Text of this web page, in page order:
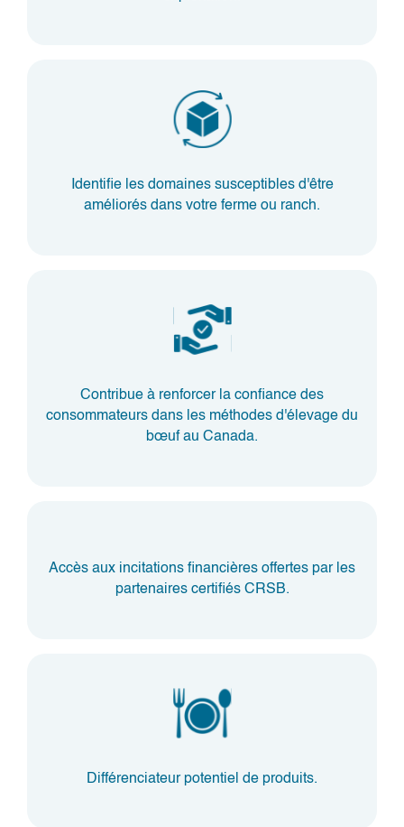
Identifie les domaines susceptibles d'être
améliorés dans votre ferme ou ranch.
Contribue à renforcer la confiance des
consommateurs dans les méthodes d'élevage du
bœuf au Canada.
Accès aux incitations financières offertes par les
partenaires certifiés CRSB.
Différenciateur potentiel de produits.